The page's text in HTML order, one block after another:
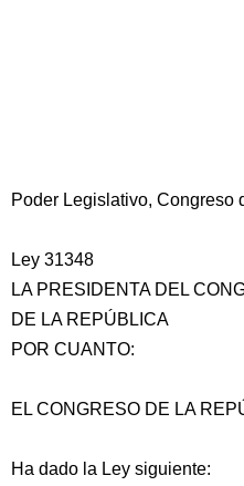
Poder Legislativo, Congreso
Ley 31348
LA PRESIDENTA DEL
DE LA REPÚBLICA
POR CUANTO:
EL CONGRESO DE LA
Ha dado la Ley siguiente: